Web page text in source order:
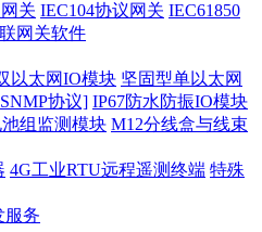
关 IEC104协议网关 IEC61850
网关软件
以太网IO模块 坚固型单以太网
协议] IP67防水防振IO模块
组监测模块 M12分线盒与线束
4G工业RTU远程遥测终端 特殊
服务